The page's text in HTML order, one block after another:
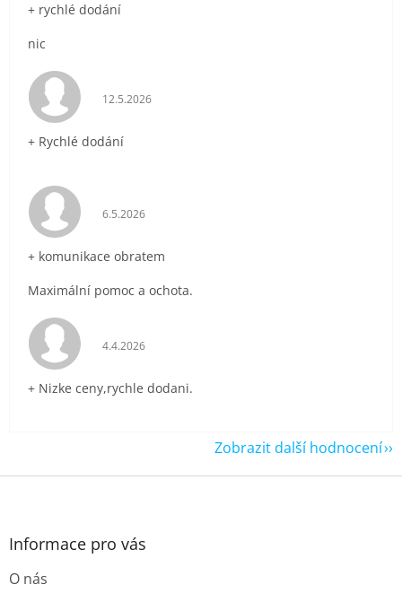
+ rychlé dodání
nic
Hodnocení obchodu je 5 z 5 hvězdiček.
12.5.2026
+ Rychlé dodání
Hodnocení obchodu je 5 z 5 hvězdiček.
6.5.2026
+ komunikace obratem
Maximální pomoc a ochota.
Hodnocení obchodu je 5 z 5 hvězdiček.
4.4.2026
+ Nizke ceny,rychle dodani.
Zobrazit další hodnocení
Z
Informace pro vás
O nás